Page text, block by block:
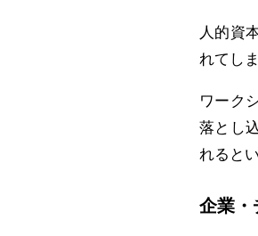
人的資
れてし
ワーク
落とし
れると
企業・